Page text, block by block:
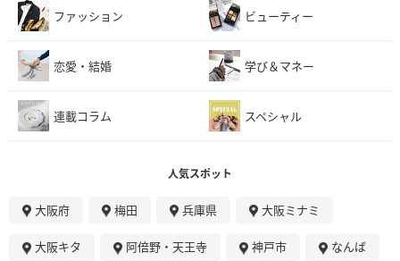
ファッション ビューティー
恋愛・結婚 学び＆マネー
連載コラム スペシャル
人気スポット
大阪府 梅田 兵庫県 大阪ミナミ
大阪キタ 阿倍野・天王寺 神戸市 なんば